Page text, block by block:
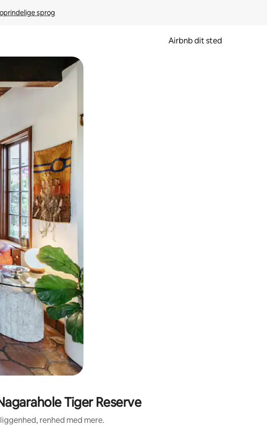
sprog
Airbnb dit sted
eller stryge.
Tiger Reserve
renhed med mere.